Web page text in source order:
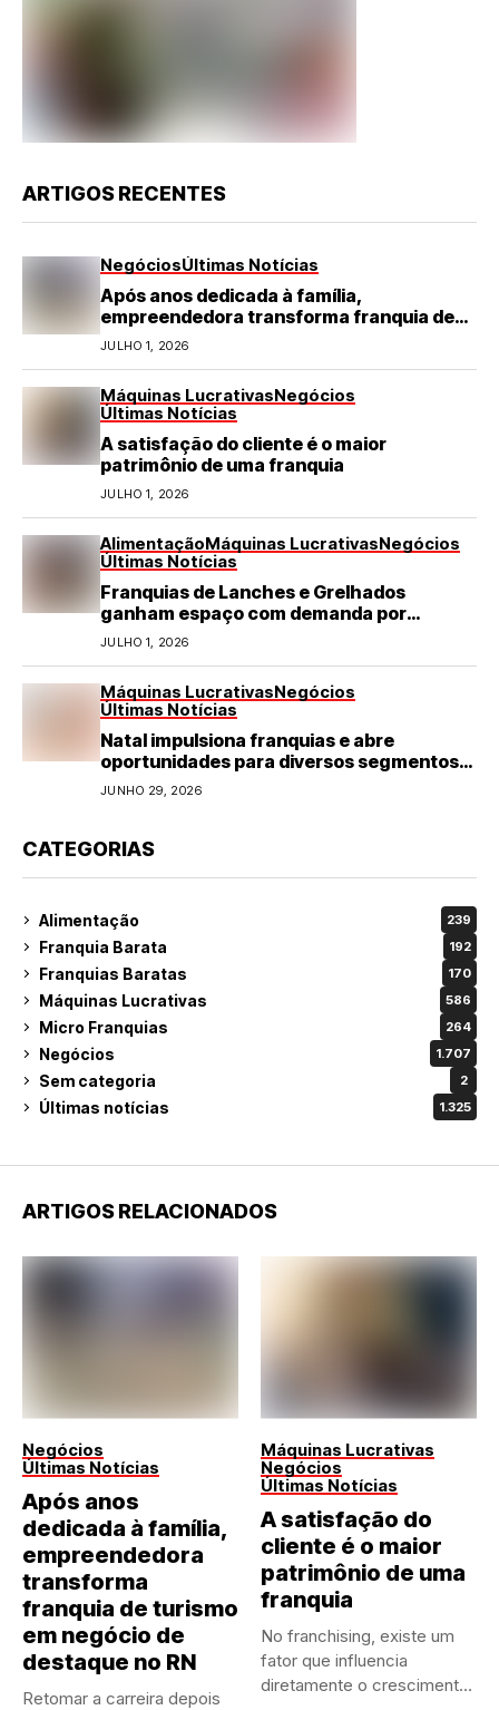
ARTIGOS RECENTES
NegóciosÚltimas Notícias
Após anos dedicada à família,
empreendedora transforma franquia de
turismo em negócio de destaque no RN
JULHO 1, 2026
Máquinas LucrativasNegócios
Últimas Notícias
A satisfação do cliente é o maior
patrimônio de uma franquia
JULHO 1, 2026
AlimentaçãoMáquinas LucrativasNegócios
Últimas Notícias
Franquias de Lanches e Grelhados
ganham espaço com demanda por
refeições rápidas e de qualidade
JULHO 1, 2026
Máquinas LucrativasNegócios
Últimas Notícias
Natal impulsiona franquias e abre
oportunidades para diversos segmentos
do varejo
JUNHO 29, 2026
CATEGORIAS
Alimentação 239
Franquia Barata 192
Franquias Baratas 170
Máquinas Lucrativas 586
Micro Franquias 264
Negócios 1.707
Sem categoria 2
Últimas notícias 1.325
ARTIGOS RELACIONADOS
Negócios
Últimas Notícias
Após anos
dedicada à família,
empreendedora
transforma
franquia de turismo
em negócio de
destaque no RN
Retomar a carreira depois
Máquinas Lucrativas
Negócios
Últimas Notícias
A satisfação do
cliente é o maior
patrimônio de uma
franquia
No franchising, existe um
fator que influencia
diretamente o crescimento